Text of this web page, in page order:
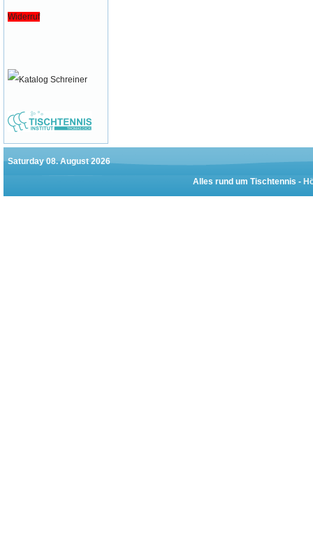
Widerruf
Saturday 08. August 2026
Alles rund um Tischtennis -